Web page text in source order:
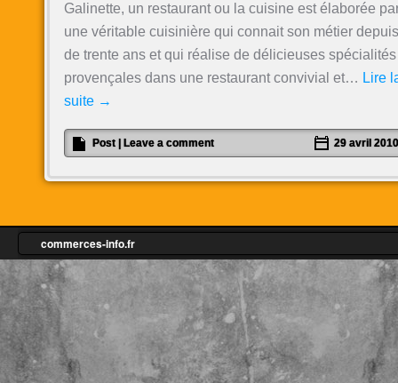
Galinette, un restaurant ou la cuisine est élaborée
une véritable cuisinière qui connait son métier depuis
de trente ans et qui réalise de délicieuses spécialités
provençales dans une restaurant convivial et… Lire
suite →
Post Leave a comment 29 avril 2010
commerces-info.fr